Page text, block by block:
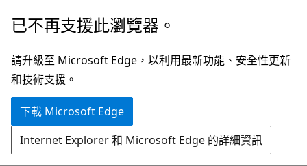
跳
主
要
內
跳
頁
面
內
覽
已不再支援此瀏覽器。
請升級至 Microsoft Edge，以利用最新功能、安全性更新
和技術支援。
下載 Microsoft Edge
Internet Explorer 和 Microsoft Edge 的詳細資訊